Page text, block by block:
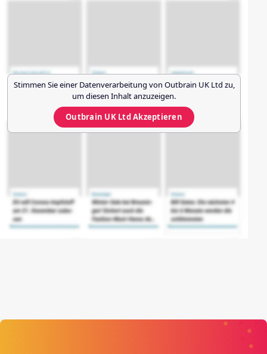
Stimmen Sie einer Datenverarbeitung von Outbrain UK Ltd zu,
um diesen Inhalt anzuzeigen.
Outbrain UK LtdAkzeptieren